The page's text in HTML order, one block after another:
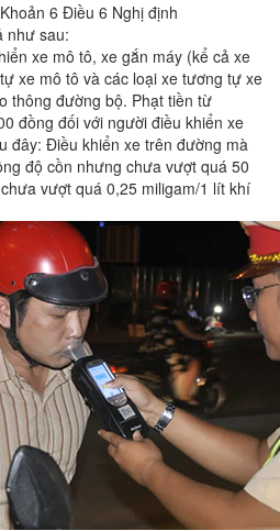
6 Điều 6 Nghị định
như sau:
xe mô tô, xe gắn máy (kể cả xe
xe mô tô và các loại xe tương tự xe
thông đường bộ. Phạt tiền từ
đồng đối với người điều khiển xe
đây: Điều khiển xe trên đường mà
độ cồn nhưng chưa vượt quá 50
vượt quá 0,25 miligam/1 lít khí